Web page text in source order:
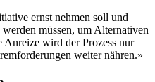
ernst nehmen soll und
müssen, um Alternativen
wird der Prozess nur
weiter nähren.»